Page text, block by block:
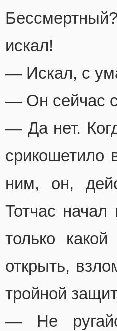
искал!
— Искал, с
— Он сейчас
— Да нет.
срикошетило
ним, он,
Тотчас
только
открыть,
тройной
— Не